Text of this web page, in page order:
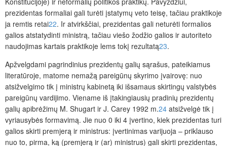
prezidentas formaliai gali turėti įstatymų veto teisę, tačiau praktikoje
ja remtis retai22. Ir atvirkščiai, prezidentas gali neturėti formalios
galios atstatydinti ministrą, tačiau viešo žodžio galios ir autoriteto
naudojimas kartais praktikoje lems tokį rezultatą23.
Apžvelgdami pagrindinius prezidentų galių sąrašus, pateikiamus
literatūroje, matome nemažą pareigūnų skyrimo įvairovę: nuo
atsižvelgimo tik į ministrų kabinetą iki išsamaus skirtingų valstybės
pareigūnų vardijimo. Viename iš įtakingiausių pradinių prezidentų
galių apibrėžimų M. Shugart ir J. Carey 1992 m.24 atsižvelgė tik į
vyriausybės formavimą. Jie nuo 0 iki 4 įvertino, kiek prezidentas turi
galios skirti premjerą ir ministrus: įvertinimas varijuoja – priklauso
nuo to, pirma, ką (premjerą ir (ar) ministrus) gali skirti prezidentas,